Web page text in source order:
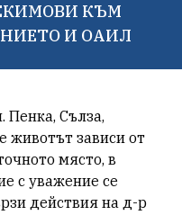
КЪМ
И ОАИЛ
Пенка, Сълза,
животът зависи от
място, в
с уважение се
действия на д-р